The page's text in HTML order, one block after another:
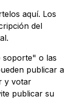
aquí. Los
del
soporte" o las
publicar a
y votar
publicar su